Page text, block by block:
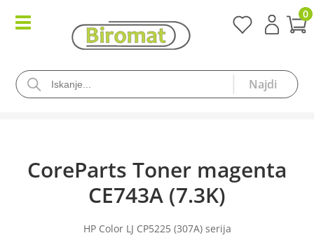
0
CoreParts Toner magenta
CE743A (7.3K)
HP Color LJ CP5225 (307A) serija